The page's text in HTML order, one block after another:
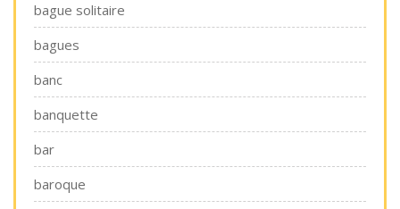
bague solitaire
bagues
banc
banquette
bar
baroque